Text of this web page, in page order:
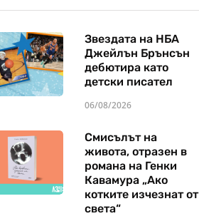
Звездата на НБА
Джейлън Брънсън
дебютира като
детски писател
06/08/2026
Смисълът на
живота, отразен в
романа на Генки
Кавамура „Ако
котките изчезнат от
света“